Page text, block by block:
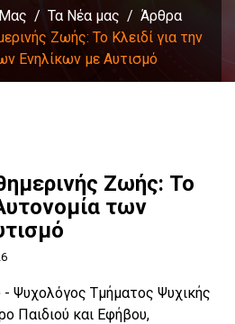
Τα Νέα μας
Άρθρα
Ζωής: Το Κλειδί για την
Ενηλίκων με Αυτισμό
Ζωής: Το
των
Ψυχολόγος Τμήματος Ψυχικής
Παιδιού και Εφήβου,